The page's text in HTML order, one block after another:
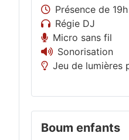
Présence de
Régie DJ
Micro sans fil
Sonorisation
Jeu de lumières
Boum enfants